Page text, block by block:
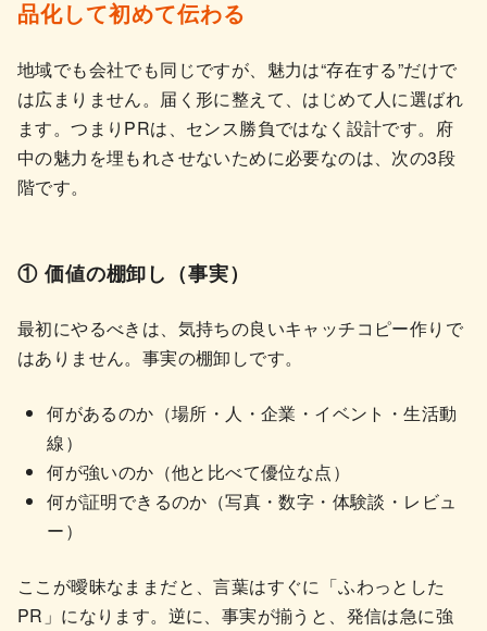
品化して初めて伝わる
地域でも会社でも同じですが、魅力は“存在する”だけで
は広まりません。届く形に整えて、はじめて人に選ばれ
ます。つまりPRは、センス勝負ではなく設計です。府
中の魅力を埋もれさせないために必要なのは、次の3段
階です。
① 価値の棚卸し（事実）
最初にやるべきは、気持ちの良いキャッチコピー作りで
はありません。事実の棚卸しです。
何があるのか（場所・人・企業・イベント・生活動
線）
何が強いのか（他と比べて優位な点）
何が証明できるのか（写真・数字・体験談・レビュ
ー）
ここが曖昧なままだと、言葉はすぐに「ふわっとした
PR」になります。逆に、事実が揃うと、発信は急に強